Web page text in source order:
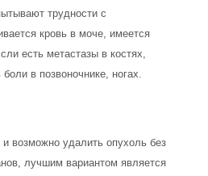
трудности с
кровь в моче, имеется
есть метастазы в костях,
в позвоночнике, ногах.
и возможно удалить опухоль без
лучшим вариантом является